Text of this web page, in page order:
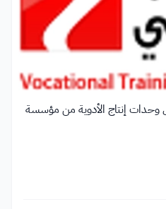
وحدات إنتاج الأدوية من مؤسسة